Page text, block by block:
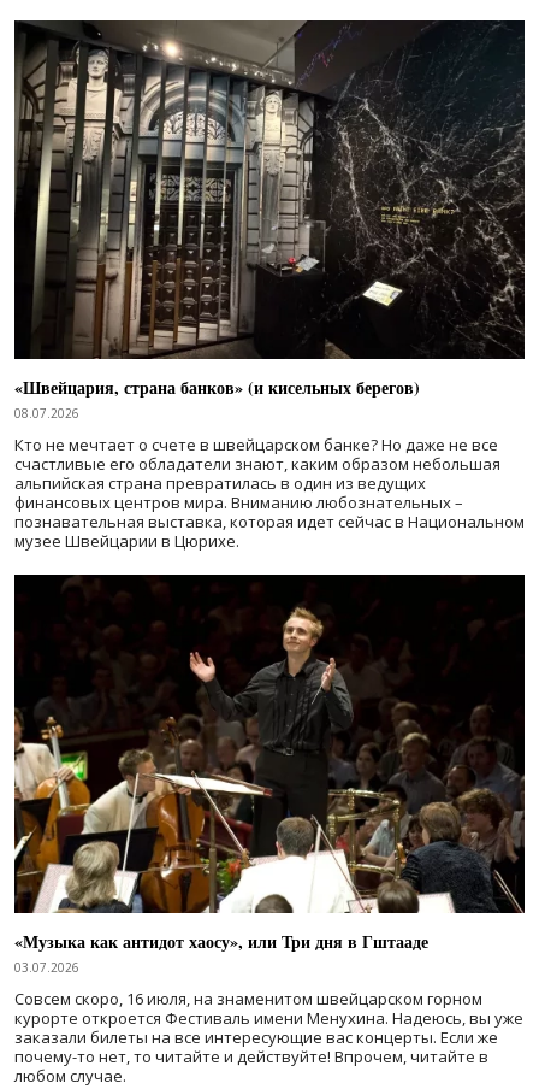
«Швейцария, страна банков» (и кисельных берегов)
08.07.2026
Кто не мечтает о счете в швейцарском банке? Но даже не все
счастливые его обладатели знают, каким образом небольшая
альпийская страна превратилась в один из ведущих
финансовых центров мира. Вниманию любознательных –
познавательная выставка, которая идет сейчас в Национальном
музее Швейцарии в Цюрихе.
«Музыка как антидот хаосу», или Три дня в Гштааде
03.07.2026
Совсем скоро, 16 июля, на знаменитом швейцарском горном
курорте откроется Фестиваль имени Менухина. Надеюсь, вы уже
заказали билеты на все интересующие вас концерты. Если же
почему-то нет, то читайте и действуйте! Впрочем, читайте в
любом случае.